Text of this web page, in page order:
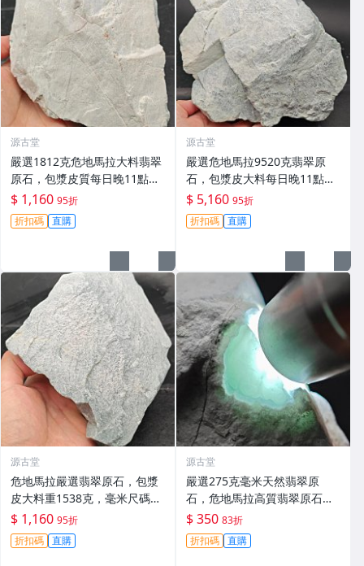
源古堂
嚴選1812克危地馬拉大料翡翠
原石，包漿皮質每日晚11點截
拍。 危地馬拉 翡翠原石 大料
$ 1,160 95折
折扣碼 直購
源古堂
嚴選危地馬拉9520克翡翠原
石，包漿皮大料每日晚11點拍
賣截標，真實成交保證！翡翠
原石 拍賣 9520克
$ 5,160 95折
折扣碼 直購
源古堂
危地馬拉嚴選翡翠原石，包漿
皮大料重1538克，毫米尺碼專
為收藏家推薦。10月拍賣，晚
11點截標。 危地馬拉 翡翠 原
石
$ 1,160 95折
折扣碼 直購
源古堂
嚴選275克毫米天然翡翠原
石，危地馬拉高質翡翠原石推
薦，適合收藏與鑑賞 翡翠 原石
$ 350 83折
折扣碼 直購